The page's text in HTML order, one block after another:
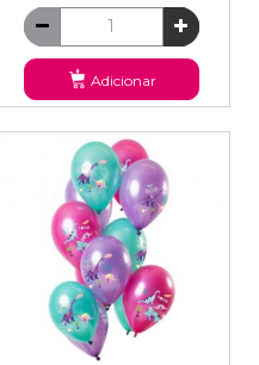
Adicionar